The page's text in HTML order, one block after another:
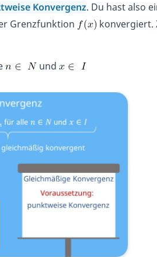
Konvergenz. Du hast also
Grenzfunktion
konvergiert.
und